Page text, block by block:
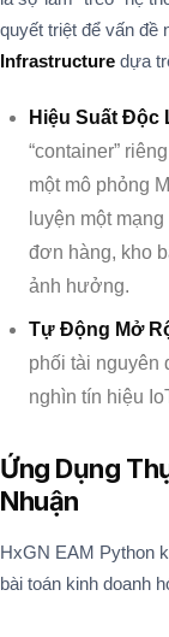
quyết triệt để vấn đề
Infrastructure dựa
Hiệu Suất Độc
“container”
một mô phỏng
luyện một
đơn hàng, kho
ảnh hưởng.
Tự Động Mở
phối tài nguyên
nghìn tín hiệu
Ứng Dụng
Nhuận
HxGN EAM Python
bài toán kinh doanh